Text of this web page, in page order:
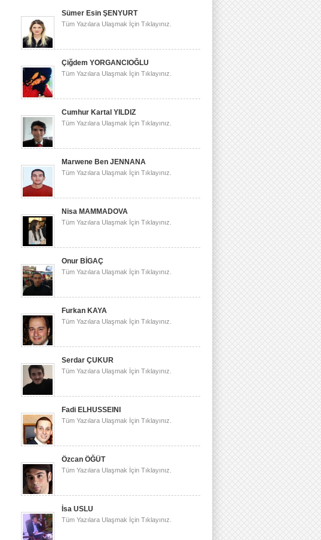
Sümer Esin ŞENYURT
Tüm Yazılara Ulaşmak İçin Tıklayınız.
Çiğdem YORGANCIOĞLU
Tüm Yazılara Ulaşmak İçin Tıklayınız.
Cumhur Kartal YILDIZ
Tüm Yazılara Ulaşmak İçin Tıklayınız.
Marwene Ben JENNANA
Tüm Yazılara Ulaşmak İçin Tıklayınız.
Nisa MAMMADOVA
Tüm Yazılara Ulaşmak İçin Tıklayınız.
Onur BİGAÇ
Tüm Yazılara Ulaşmak İçin Tıklayınız.
Furkan KAYA
Tüm Yazılara Ulaşmak İçin Tıklayınız.
Serdar ÇUKUR
Tüm Yazılara Ulaşmak İçin Tıklayınız.
Fadi ELHUSSEINI
Tüm Yazılara Ulaşmak İçin Tıklayınız.
Özcan ÖĞÜT
Tüm Yazılara Ulaşmak İçin Tıklayınız.
İsa USLU
Tüm Yazılara Ulaşmak İçin Tıklayınız.